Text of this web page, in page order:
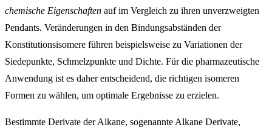
chemische Eigenschaften auf im Vergleich zu ihren unverzweigten
Pendants. Veränderungen in den Bindungsabständen der
Konstitutionsisomere führen beispielsweise zu Variationen der
Siedepunkte, Schmelzpunkte und Dichte. Für die pharmazeutische
Anwendung ist es daher entscheidend, die richtigen isomeren
Formen zu wählen, um optimale Ergebnisse zu erzielen.
Bestimmte Derivate der Alkane, sogenannte Alkane Derivate,